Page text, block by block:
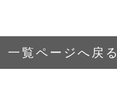
一覧ページへ戻る